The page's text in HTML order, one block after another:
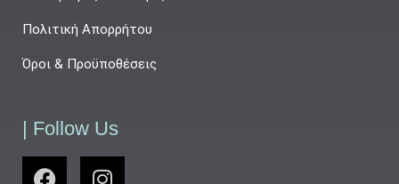
Πολιτική Απορρήτου
Όροι & Προϋποθέσεις
| Follow Us